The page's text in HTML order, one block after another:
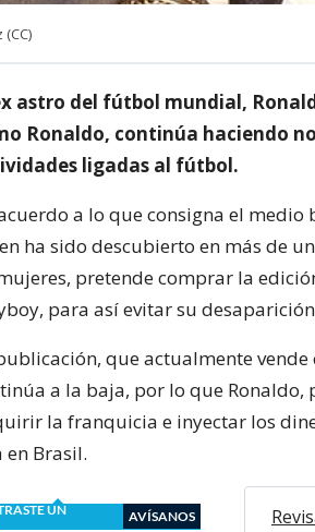
astro del fútbol mundial,
Ronaldo, continúa haciendo
ligadas al fútbol.
a lo que consigna el
ha sido descubierto en más de
pretende comprar la
para así evitar su
que actualmente
a la baja, por lo que Ronaldo,
la franquicia e inyectar los
en Brasil.
UN
AVÍSANOS